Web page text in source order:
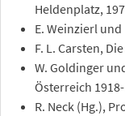
Heldenplatz,
E. Weinzierl
F. L. Carsten,
W. Goldinger
Österreich
R. Neck (Hg.),